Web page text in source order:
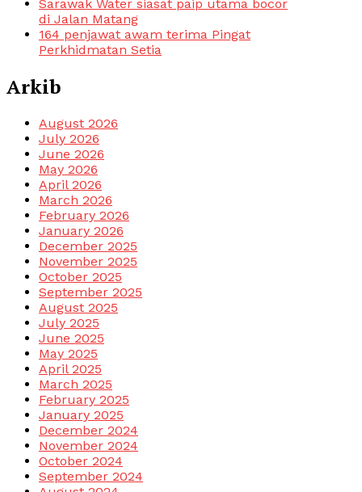
Sarawak Water siasat paip utama bocor
di Jalan Matang
164 penjawat awam terima Pingat
Perkhidmatan Setia
Arkib
August 2026
July 2026
June 2026
May 2026
April 2026
March 2026
February 2026
January 2026
December 2025
November 2025
October 2025
September 2025
August 2025
July 2025
June 2025
May 2025
April 2025
March 2025
February 2025
January 2025
December 2024
November 2024
October 2024
September 2024